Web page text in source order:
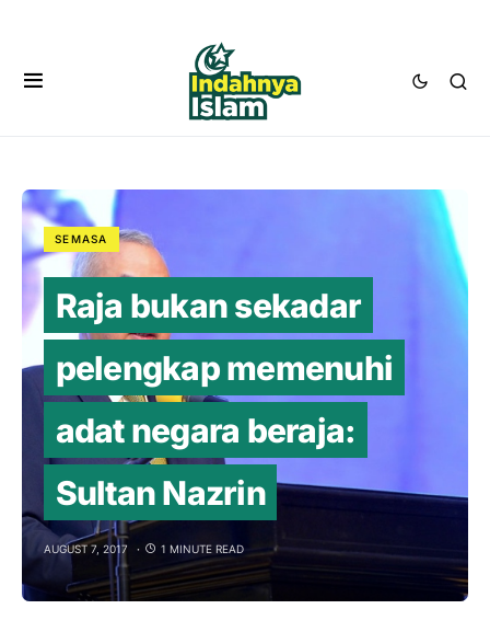
SEMASA
Raja bukan sekadar
pelengkap memenuhi
adat negara beraja:
Sultan Nazrin
AUGUST 7, 2017 1 MINUTE READ